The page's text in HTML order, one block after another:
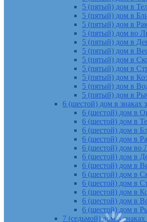
5 (пятый) дом в
5 (пятый) дом в
5 (пятый) дом в
5 (пятый) дом во
5 (пятый) дом в
5 (пятый) дом в
5 (пятый) дом в
5 (пятый) дом в
5 (пятый) дом в
5 (пятый) дом в
5 (пятый) дом в
6 (шестой) дом в знаках
6 (шестой) дом в
6 (шестой) дом в
6 (шестой) дом в
6 (шестой) дом в
6 (шестой) дом во
6 (шестой) дом в
6 (шестой) дом в
6 (шестой) дом в
6 (шестой) дом в
6 (шестой) дом в
6 (шестой) дом в
6 (шестой) дом в
7 (седьмой) дом в знаках